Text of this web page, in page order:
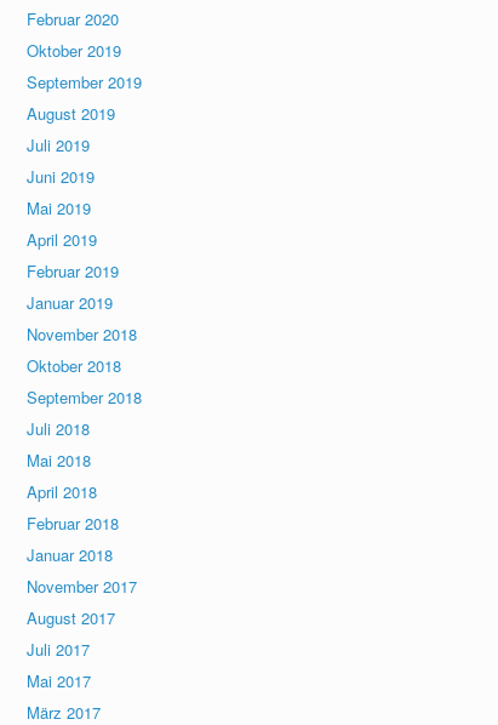
Februar 2020
Oktober 2019
September 2019
August 2019
Juli 2019
Juni 2019
Mai 2019
April 2019
Februar 2019
Januar 2019
November 2018
Oktober 2018
September 2018
Juli 2018
Mai 2018
April 2018
Februar 2018
Januar 2018
November 2017
August 2017
Juli 2017
Mai 2017
März 2017